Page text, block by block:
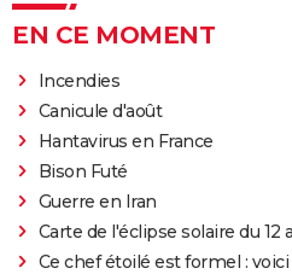
EN CE MOMENT
Incendies
Canicule d'août
Hantavirus en France
Bison Futé
Guerre en Iran
Carte de l'éclipse solaire du 12
Ce chef étoilé est formel :